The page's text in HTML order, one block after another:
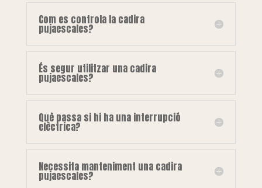
Com es controla la cadira
pujaescales?
És segur utilitzar una cadira
pujaescales?
Què passa si hi ha una interrupció
elèctrica?
Necessita manteniment una cadira
pujaescales?